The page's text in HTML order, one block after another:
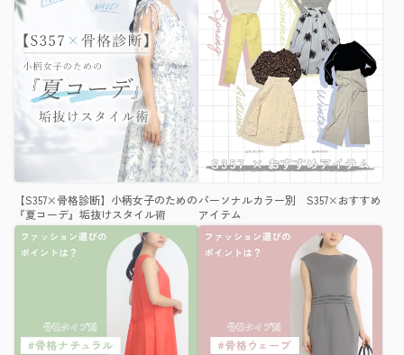
【S357×骨格診断】小柄女子のための
『夏コーデ』垢抜けスタイル術
パーソナルカラー別 S357×おすすめ
アイテム